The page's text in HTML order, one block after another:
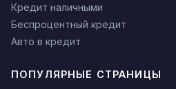
Кредит наличными
Беспроцентный кредит
Авто в кредит
ПОПУЛЯРНЫЕ СТРАНИЦЫ